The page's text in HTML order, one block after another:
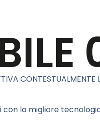
CONTESTUALMENTE
con la migliore